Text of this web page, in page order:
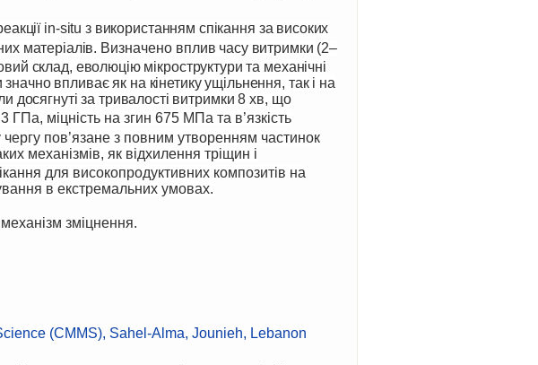
in-situ з використанням спікання за високих
матеріалів. Визначено вплив часу витримки (2–
склад, еволюцію мікроструктури та механічні
впливає як на кінетику ущільнення, так і на
досягнуті за тривалості витримки 8 хв, що
ГПа, міцність на згин 675 МПа та в’язкість
пов’язане з повним утворенням частинок
механізмів, як відхилення тріщин і
для високопродуктивних композитів на
в екстремальних умовах.
зміцнення.
(CMMS), Sahel-Alma, Jounieh, Lebanon